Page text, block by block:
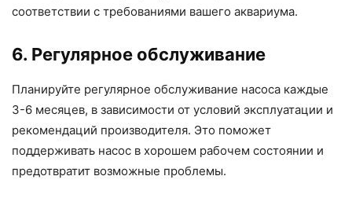
соответствии с требованиями вашего аквариума.
6. Регулярное обслуживание
Планируйте регулярное обслуживание насоса каждые
3-6 месяцев, в зависимости от условий эксплуатации и
рекомендаций производителя. Это поможет
поддерживать насос в хорошем рабочем состоянии и
предотвратит возможные проблемы.